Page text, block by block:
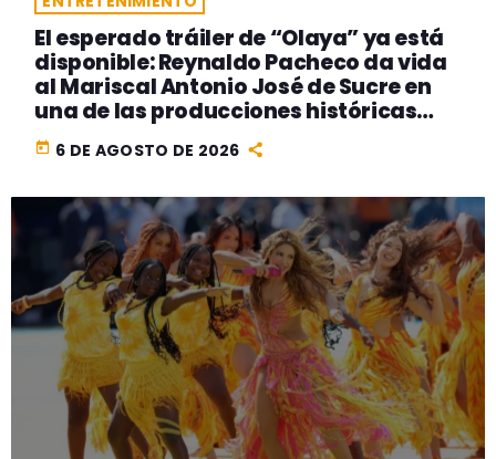
El esperado tráiler de “Olaya” ya está
disponible: Reynaldo Pacheco da vida
al Mariscal Antonio José de Sucre en
una de las producciones históricas
más ambiciosas del cine peruano
today 6 DE AGOSTO DE 2026